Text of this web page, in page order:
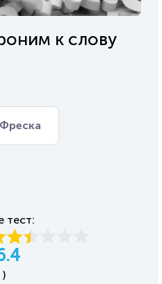
к слову
Фреска
тест: